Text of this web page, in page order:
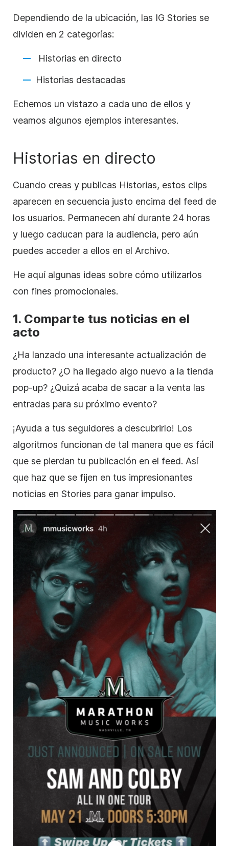
Dependiendo de la ubicación, las IG Stories se
dividen en 2 categorías:
Historias en directo
Historias destacadas
Echemos un vistazo a cada uno de ellos y
veamos algunos ejemplos interesantes.
Historias en directo
Cuando creas y publicas Historias, estos clips
aparecen en secuencia justo encima del feed de
los usuarios. Permanecen ahí durante 24 horas
y luego caducan para la audiencia, pero aún
puedes acceder a ellos en el Archivo.
He aquí algunas ideas sobre cómo utilizarlos
con fines promocionales.
1. Comparte tus noticias en el
acto
¿Ha lanzado una interesante actualización de
producto? ¿O ha llegado algo nuevo a la tienda
pop-up? ¿Quizá acaba de sacar a la venta las
entradas para su próximo evento?
¡Ayuda a tus seguidores a descubrirlo! Los
algoritmos funcionan de tal manera que es fácil
que se pierdan tu publicación en el feed. Así
que haz que se fijen en tus impresionantes
noticias en Stories para ganar impulso.